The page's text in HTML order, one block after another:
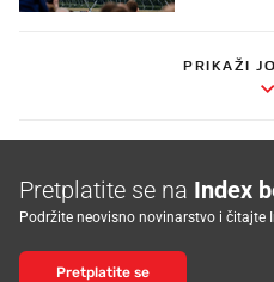
PRIKAŽI
Pretplatite se na Index
Podržite neovisno novinarstvo i čitajte
Pretplatite se